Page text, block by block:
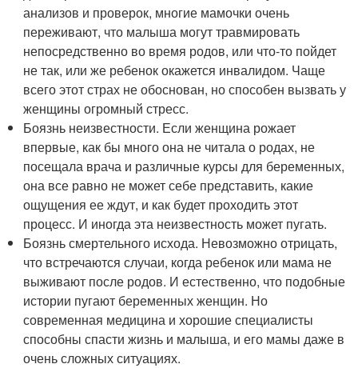
анализов и проверок, многие мамочки очень
переживают, что малыша могут травмировать
непосредственно во время родов, или что-то пойдет
не так, или же ребенок окажется инвалидом. Чаще
всего этот страх не обоснован, но способен вызвать у
женщины огромный стресс.
Боязнь неизвестности. Если женщина рожает
впервые, как бы много она не читала о родах, не
посещала врача и различные курсы для беременных,
она все равно не может себе представить, какие
ощущения ее ждут, и как будет проходить этот
процесс. И иногда эта неизвестность может пугать.
Боязнь смертельного исхода. Невозможно отрицать,
что встречаются случаи, когда ребенок или мама не
выживают после родов. И естественно, что подобные
истории пугают беременных женщин. Но
современная медицина и хорошие специалисты
способны спасти жизнь и малыша, и его мамы даже в
очень сложных ситуациях.